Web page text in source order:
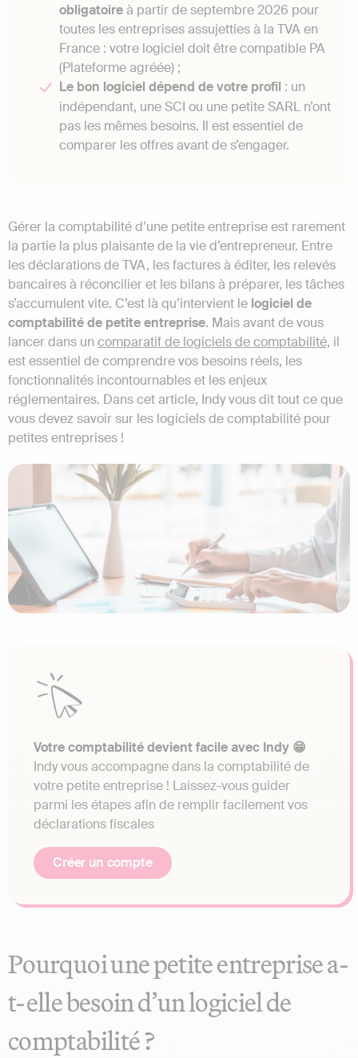
obligatoireà partir de septembre 2026 pour
toutes les entreprises assujetties à la TVA en
France : votre logiciel doit être compatible PA
(Plateforme agréée) ;
Le bon logiciel dépend de votre profil : un
indépendant, une SCI ou une petite SARL n’ont
pas les mêmes besoins. Il est essentiel de
comparer les offres avant de s’engager.
Gérer la comptabilité d’une petite entreprise est rarement
la partie la plus plaisante de la vie d’entrepreneur. Entre
les déclarations de TVA, les factures à éditer, les relevés
bancaires à réconcilier et les bilans à préparer, les tâches
s’accumulent vite. C’est là qu’intervient le logiciel de
comptabilité de petite entreprise. Mais avant de vous
lancer dans un comparatif de logiciels de comptabilité, il
est essentiel de comprendre vos besoins réels, les
fonctionnalités incontournables et les enjeux
réglementaires. Dans cet article, Indy vous dit tout ce que
vous devez savoir sur les logiciels de comptabilité pour
petites entreprises !
Votre comptabilité devient facile avec Indy 😁
Indy vous accompagne dans la comptabilité de
votre petite entreprise ! Laissez-vous guider
parmi les étapes afin de remplir facilement vos
déclarations fiscales
Créer un compte
Pourquoi une petite entreprise a-
t-elle besoin d’un logiciel de
comptabilité ?